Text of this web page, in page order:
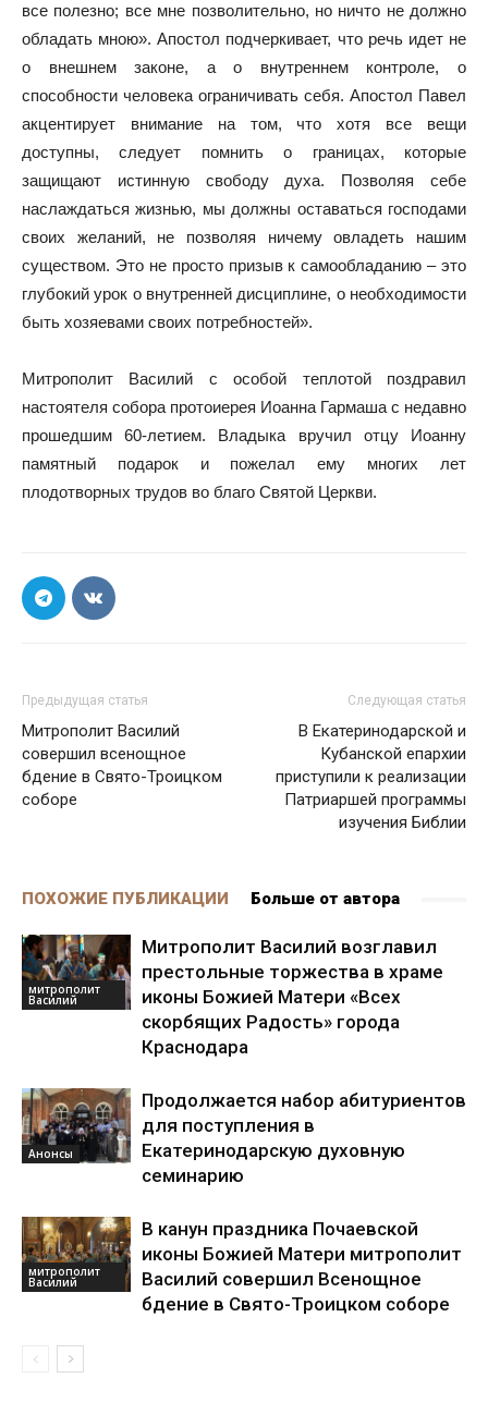
все полезно; все мне позволительно, но ничто не должно
обладать мною». Апостол подчеркивает, что речь идет не
о внешнем законе, а о внутреннем контроле, о
способности человека ограничивать себя. Апостол Павел
акцентирует внимание на том, что хотя все вещи
доступны, следует помнить о границах, которые
защищают истинную свободу духа. Позволяя себе
наслаждаться жизнью, мы должны оставаться господами
своих желаний, не позволяя ничему овладеть нашим
существом. Это не просто призыв к самообладанию – это
глубокий урок о внутренней дисциплине, о необходимости
быть хозяевами своих потребностей».
Митрополит Василий с особой теплотой поздравил
настоятеля собора протоиерея Иоанна Гармаша с недавно
прошедшим 60-летием. Владыка вручил отцу Иоанну
памятный подарок и пожелал ему многих лет
плодотворных трудов во благо Святой Церкви.
Предыдущая статья
Митрополит Василий
совершил всенощное
бдение в Свято-Троицком
соборе
Следующая статья
В Екатеринодарской и
Кубанской епархии
приступили к реализации
Патриаршей программы
изучения Библии
ПОХОЖИЕ ПУБЛИКАЦИИ Больше от автора
митрополит
Василий
Митрополит Василий возглавил
престольные торжества в храме
иконы Божией Матери «Всех
скорбящих Радость» города
Краснодара
Анонсы
Продолжается набор абитуриентов
для поступления в
Екатеринодарскую духовную
семинарию
митрополит
Василий
В канун праздника Почаевской
иконы Божией Матери митрополит
Василий совершил Всенощное
бдение в Свято-Троицком соборе